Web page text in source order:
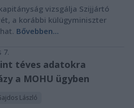
vizsgálja Szijjártó
a korábbi külügyminiszter
Bővebben...
7.
téves adatokra
a MOHU ügyben
László